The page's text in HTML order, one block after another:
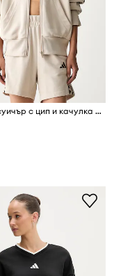
adidas суичър с цип и качулка дамски с памук Leopard Pack